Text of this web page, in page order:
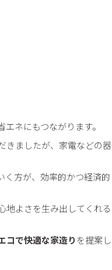
ネにもつながります。
きましたが、家電などの器
く方が、効率的かつ経済的
地よさを生み出してくれる
コで快適な家造り を提案し